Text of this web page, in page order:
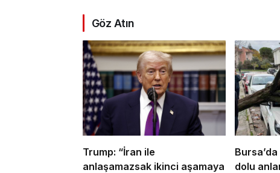
Göz Atın
Trump: “İran ile
anlaşamazsak ikinci aşamaya
dolu